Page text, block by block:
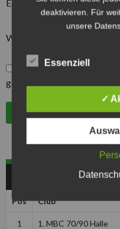
E-Mail-Adresse*
Website
Hiermit bestätige ich,
gelesen und akzeptiert zu
Pos Club
1 1. MBC 70/90 Halle
deaktivieren. Für
unsere
Essenziell
✓